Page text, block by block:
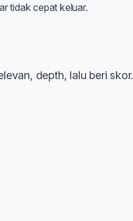
tidak cepat keluar.
depth, lalu beri skor.